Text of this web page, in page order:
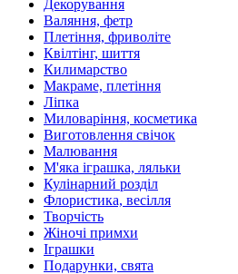
Декорування
Валяння, фетр
Плетіння, фриволіте
Квілтінг, шиття
Килимарство
Макраме, плетіння
Ліпка
Миловаріння, косметика
Виготовлення свічок
Малювання
М'яка іграшка, ляльки
Кулінарний розділ
Флористика, весілля
Творчість
Жіночі примхи
Іграшки
Подарунки, свята